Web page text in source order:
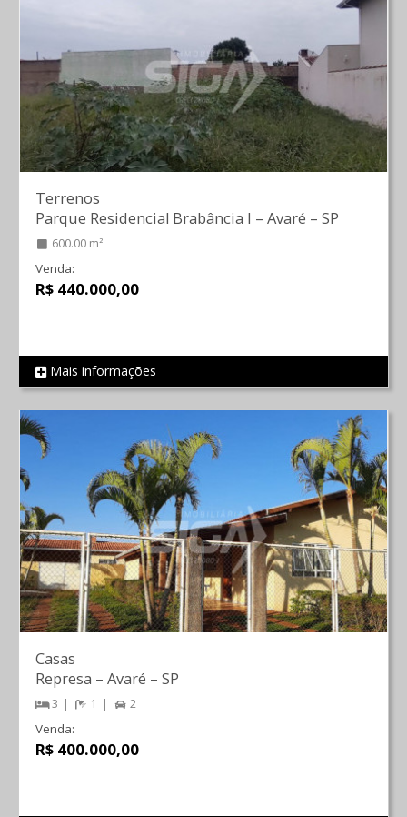
REF 681
Terrenos
Parque Residencial Brabância I – Avaré – SP
600.00 m²
Venda:
R$ 440.000,00
Mais informações
Casas
Represa – Avaré – SP
3 1 2
Venda:
R$ 400.000,00